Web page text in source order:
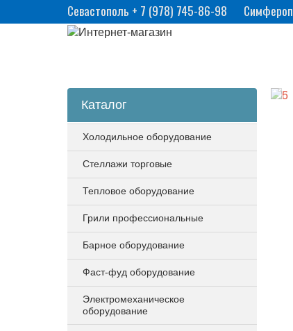
Севастополь + 7 (978) 745-86-98
Каталог
Холодильное оборудование
Стеллажи торговые
Тепловое оборудование
Грили профессиональные
Барное оборудование
Фаст-фуд оборудование
Электромеханическое
оборудование